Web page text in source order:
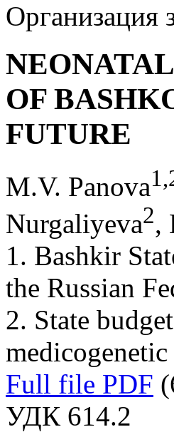
Организация
OF
FUTURE
M.V. Panova1,
Nurgaliyeva2,
1. Bashkir
the Russian
2. State
Full file PDF
УДК 614.2